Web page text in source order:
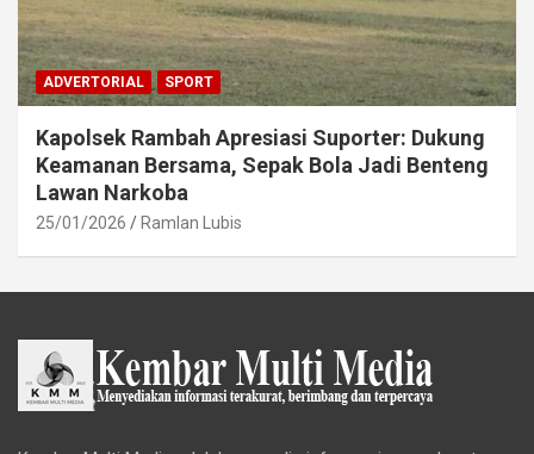
ADVERTORIAL SPORT
Kapolsek Rambah Apresiasi Suporter: Dukung
Keamanan Bersama, Sepak Bola Jadi Benteng
Lawan Narkoba
25/01/2026 Ramlan Lubis